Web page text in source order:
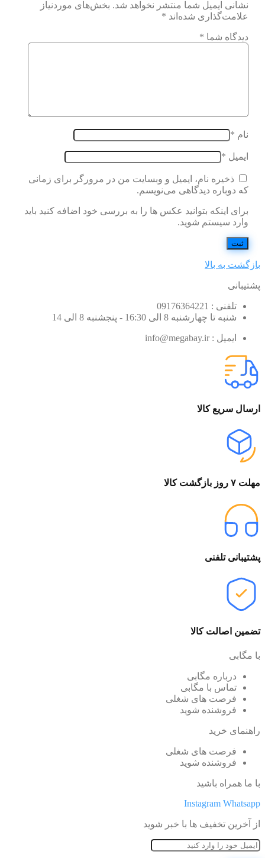
نشانی ایمیل شما منتشر نخواهد شد. بخش‌های موردنیاز
علامت‌گذاری شده‌اند *
دیدگاه شما *
نام *
ایمیل *
ذخیره نام، ایمیل و وبسایت من در مرورگر برای زمانی
که دوباره دیدگاهی می‌نویسم.
برای اینکه بتوانید عکس ها را به بررسی خود اضافه کنید باید
وارد سیستم شوید.
بازگشت به بالا
پشتیبانی
تلفنی : 09176364221
شنبه تا چهارشنبه 8 الی 16:30 - پنجشنبه 8 الی 14
ایمیل : info@megabay.ir
ارسال سریع کالا
مهلت ۷ روز بازگشت کالا
پشتیبانی تلفنی
تضمین اصالت کالا
با مگابی
درباره مگابی
تماس با مگابی
فرصت های شغلی
فروشنده شوید
راهنمای خرید
فرصت های شغلی
فروشنده شوید
با ما همراه باشید
Instagram Whatsapp
از آخرین تخفیف ها با خبر شوید